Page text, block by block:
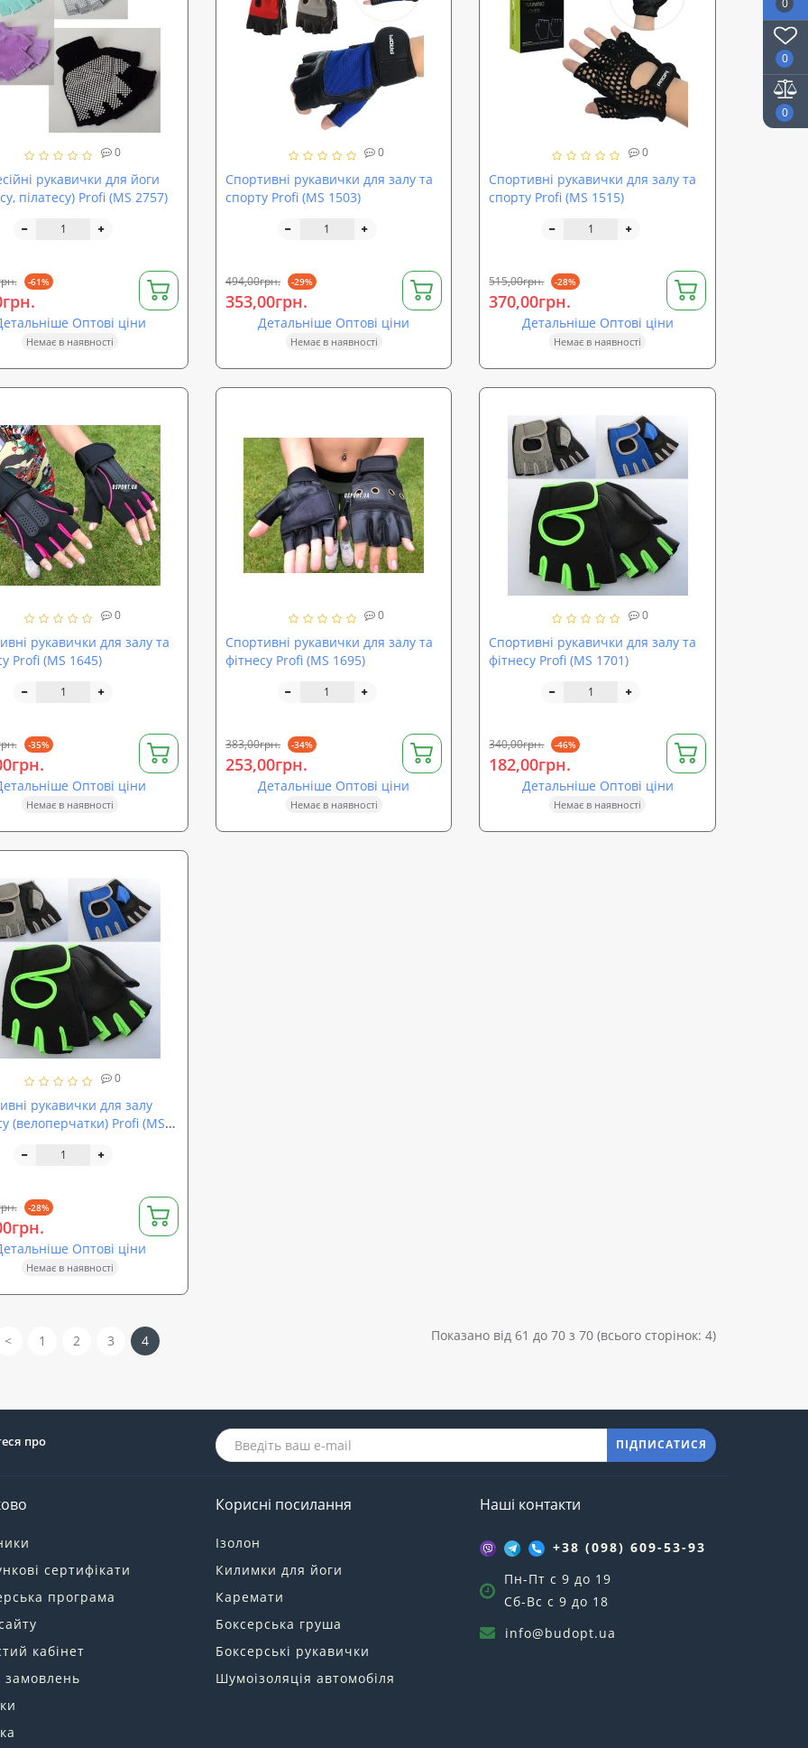
0
0
0
рукавички для йоги
пілатесу) Profi (MS 2757)
-61%
Оптові ціни
Немає в наявності
0
Спортивні рукавички для залу та
спорту Profi (MS 1503)
494,00грн. -29%
353,00грн.
Детальніше Оптові ціни
Немає в наявності
0
Спортивні рукавички для залу та
спорту Profi (MS 1515)
515,00грн. -28%
370,00грн.
Детальніше Оптові ціни
Немає в наявності
0
рукавички для залу та
Profi (MS 1645)
-35%
Оптові ціни
Немає в наявності
0
Спортивні рукавички для залу та
фітнесу Profi (MS 1695)
383,00грн. -34%
253,00грн.
Детальніше Оптові ціни
Немає в наявності
0
Спортивні рукавички для залу та
фітнесу Profi (MS 1701)
340,00грн. -46%
182,00грн.
Детальніше Оптові ціни
Немає в наявності
0
рукавички для залу
(велоперчатки) Profi (MS
-28%
Оптові ціни
Немає в наявності
< 1 2 3 4 Показано від 61 до 70 з 70 (всього сторінок: 4)
про
ПІДПИСАТИСЯ
сертифікати
програма
кабінет
замовлень
Корисні посилання
Ізолон
Килимки для йоги
Каремати
Боксерська груша
Боксерські рукавички
Шумоізоляція автомобіля
Наші контакти
+38 (098) 609-53-93
Пн-Пт с 9 до 19
Сб-Вс с 9 до 18
info@budopt.ua